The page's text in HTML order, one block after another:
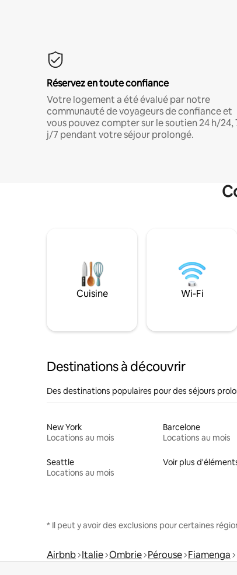
Réservez en toute confiance
Votre logement a été évalué par notre
communauté de voyageurs de confiance et
vous pouvez compter sur le soutien 24 h/24,
j/7 pendant votre séjour prolongé.
Cuisine Wi-Fi
Destinations à découvrir
Des destinations populaires pour des séjours
New York
Locations au mois
Barcelone
Locations au mois
Seattle
Locations au mois
Voir plus
* Il peut y avoir des exclusions pour certaines
Airbnb Italie Ombrie Pérouse Fiamenga